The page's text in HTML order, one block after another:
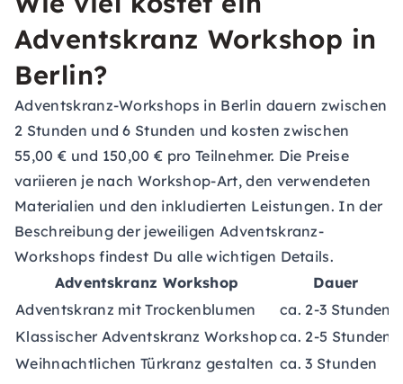
Adventskranz Workshop in
Berlin?
Adventskranz-Workshops in Berlin dauern zwischen
2 Stunden und 6 Stunden und kosten zwischen
55,00 € und 150,00 € pro Teilnehmer. Die Preise
variieren je nach Workshop-Art, den verwendeten
Materialien und den inkludierten Leistungen. In der
Beschreibung der jeweiligen Adventskranz-
Workshops findest Du alle wichtigen Details.
Adventskranz Workshop
Dauer
Adventskranz mit Trockenblumen
ca. 2-3 Stunden
Klassischer Adventskranz Workshopca. 2-5 Stunden
Weihnachtlichen Türkranz gestalten ca. 3 Stunden